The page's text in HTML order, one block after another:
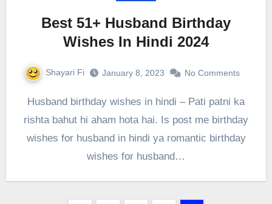
Best 51+ Husband Birthday
Wishes In Hindi 2024
Shayari Fi January 8, 2023 No Comments
Husband birthday wishes in hindi – Pati patni ka
rishta bahut hi aham hota hai. Is post me birthday
wishes for husband in hindi ya romantic birthday
wishes for husband…